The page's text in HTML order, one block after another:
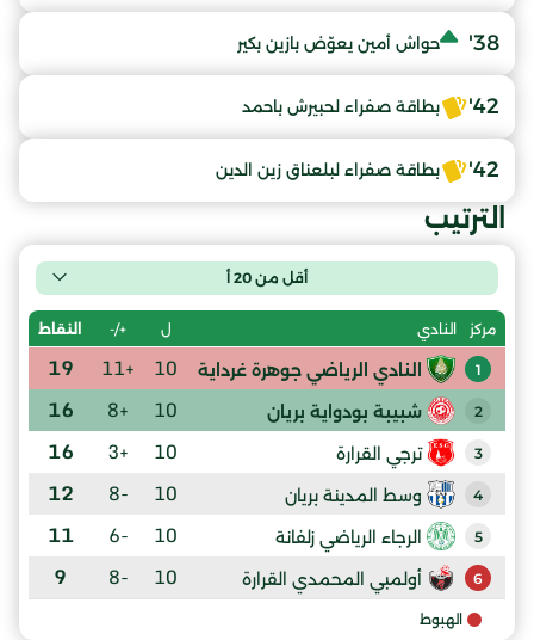
38' حواش أمين يعوّض بازين بكير
42' بطاقة صفراء لحبيرش باحمد
42' بطاقة صفراء لبلعناق زين الدين
الترتيب
أقل من 20 أ
مركز النادي ل +/- النقاط
1 النادي الرياضي جوهرة غرداية 10
+11
19
2 شبيبة بودواية بريان 10
+8
16
3 ترجي القرارة 10
+3
16
4 وسط المدينة بريان 10
-8
12
5 الرجاء الرياضي زلفانة 10
-6
11
6 أولمبي المحمدي القرارة 10
-8
9
الهبوط